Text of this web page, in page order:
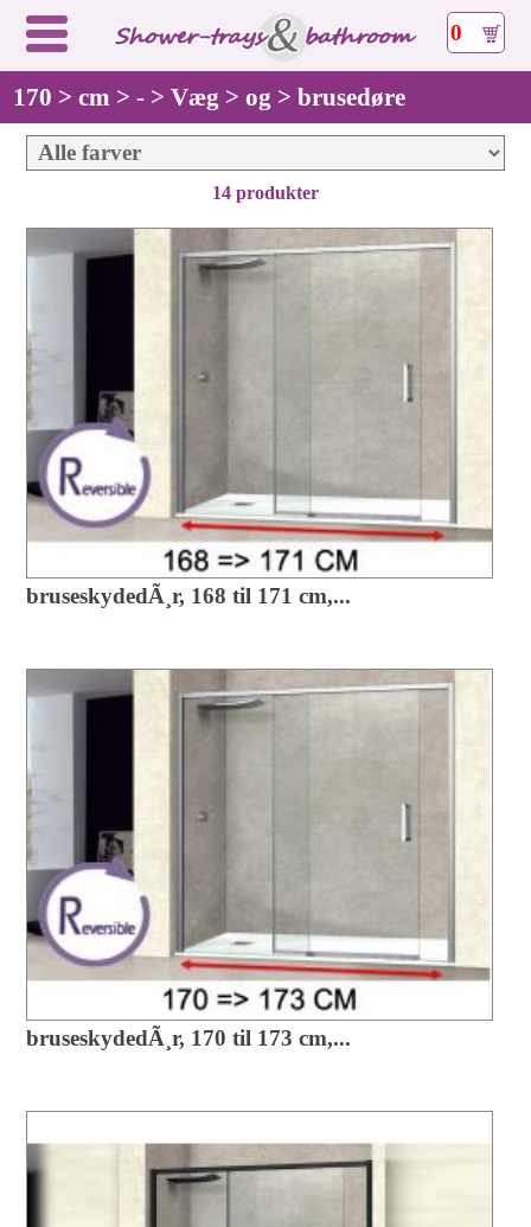
0
170 > cm > - > Væg > og > brusedøre
14 produkter
bruseskydedÃ¸r, 168 til 171 cm,...
bruseskydedÃ¸r, 170 til 173 cm,...